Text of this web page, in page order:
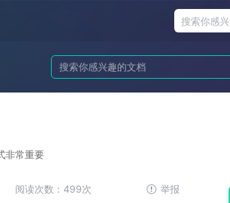
非常重要
阅读次数：499次
举报